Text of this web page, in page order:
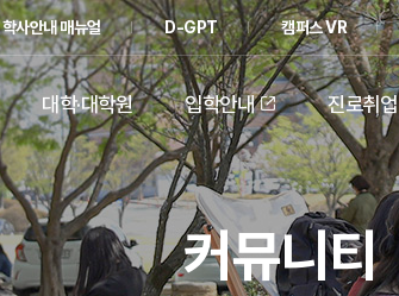
학사안내 매뉴얼 D-GPT 캠퍼스 VR
대학·대학원 입학안내 진로취업
커뮤니티